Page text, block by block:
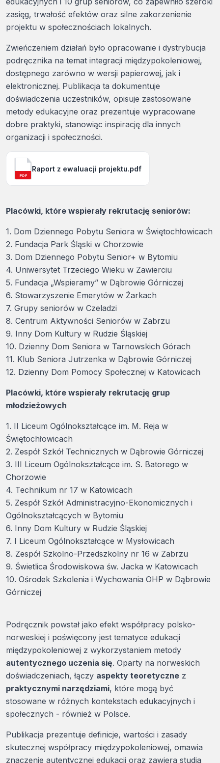
zasięg, trwałość efektów oraz silne zakorzenienie
projektu w społecznościach lokalnych.
Zwieńczeniem działań było opracowanie i dystrybucja
podręcznika na temat integracji międzypokoleniowej,
dostępnego zarówno w wersji papierowej, jak i
elektronicznej. Publikacja ta dokumentuje
doświadczenia uczestników, opisuje zastosowane
metody edukacyjne oraz prezentuje wypracowane
dobre praktyki, stanowiąc inspirację dla innych
organizacji i społeczności.
PDF
Raport z ewaluacji projektu.pdf
Placówki, które wspierały rekrutację seniorów:
1. Dom Dziennego Pobytu Seniora w Świętochłowicach
2. Fundacja Park Śląski w Chorzowie
3. Dom Dziennego Pobytu Senior+ w Bytomiu
4. Uniwersytet Trzeciego Wieku w Zawierciu
5. Fundacja „Wspieramy” w Dąbrowie Górniczej
6. Stowarzyszenie Emerytów w Żarkach
7. Grupy seniorów w Czeladzi
8. Centrum Aktywności Seniorów w Zabrzu
9. Inny Dom Kultury w Rudzie Śląskiej
10. Dzienny Dom Seniora w Tarnowskich Górach
11. Klub Seniora Jutrzenka w Dąbrowie Górniczej
12. Dzienny Dom Pomocy Społecznej w Katowicach
Placówki, które wspierały rekrutację grup
młodzieżowych
1. II Liceum Ogólnokształcące im. M. Reja w
Świętochłowicach
2. Zespół Szkół Technicznych w Dąbrowie Górniczej
3. III Liceum Ogólnokształcące im. S. Batorego w
Chorzowie
4. Technikum nr 17 w Katowicach
5. Zespół Szkół Administracyjno-Ekonomicznych i
Ogólnokształcących w Bytomiu
6. Inny Dom Kultury w Rudzie Śląskiej
7. I Liceum Ogólnokształcące w Mysłowicach
8. Zespół Szkolno-Przedszkolny nr 16 w Zabrzu
9. Świetlica Środowiskowa św. Jacka w Katowicach
10. Ośrodek Szkolenia i Wychowania OHP w Dąbrowie
Górniczej
Podręcznik powstał jako efekt współpracy polsko-
norweskiej i poświęcony jest tematyce edukacji
międzypokoleniowej z wykorzystaniem metody
autentycznego uczenia się. Oparty na norweskich
doświadczeniach, łączy aspekty teoretyczne z
praktycznymi narzędziami, które mogą być
stosowane w różnych kontekstach edukacyjnych i
społecznych - również w Polsce.
Publikacja prezentuje definicje, wartości i zasady
skutecznej współpracy międzypokoleniowej, omawia
znaczenie autentycznej edukacji oraz zawiera studia